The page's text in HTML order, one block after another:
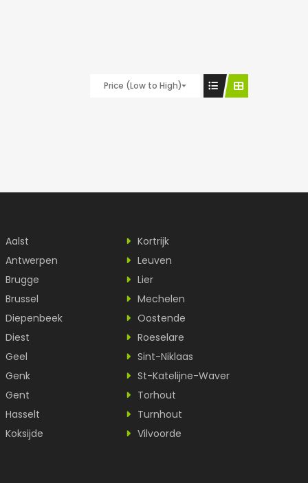
Price (Low to High)
Aalst
Antwerpen
Brugge
Brussel
Diepenbeek
Diest
Geel
Genk
Gent
Hasselt
Koksijde
Kortrijk
Leuven
Lier
Mechelen
Oostende
Roeselare
Sint-Niklaas
St-Katelijne-Waver
Torhout
Turnhout
Vilvoorde